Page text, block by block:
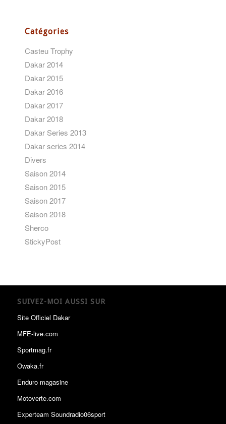
Catégories
Casteu Trophy
Dakar 2014
Dakar 2015
Dakar 2016
Dakar 2017
Dakar 2018
Dakar Series 2013
Dakar series 2014
Divers
Saison 2014
Saison 2015
Saison 2017
Saison 2018
Sherco
StickyPost
SUIVEZ-MOI AUSSI SUR
Site Officiel Dakar
MFE-live.com
Sportmag.fr
Owaka.fr
Enduro magasine
Motoverte.com
Experteam Soundradio06sport